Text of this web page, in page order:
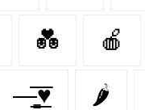
💑 🍎
—̳͟͞͞♥ 🌶